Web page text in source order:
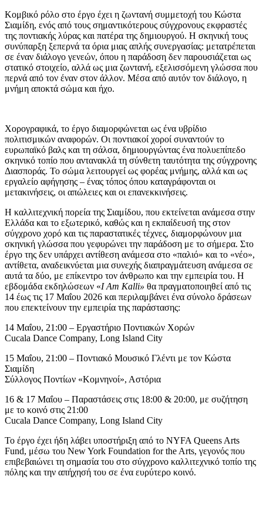
Κομβικό ρόλο στο έργο έχει η ζωντανή συμμετοχή του Κώστα
Σιαμίδη, ενός από τους σημαντικότερους σύγχρονους εκφραστές
της ποντιακής λύρας και πατέρα της δημιουργού. Η σκηνική τους
συνύπαρξη ξεπερνά τα όρια μιας απλής συνεργασίας: μετατρέπεται
σε έναν διάλογο γενεών, όπου η παράδοση δεν παρουσιάζεται ως
στατικό στοιχείο, αλλά ως μια ζωντανή, εξελισσόμενη γλώσσα που
περνά από τον έναν στον άλλον. Μέσα από αυτόν τον διάλογο, η
μνήμη αποκτά σώμα και ήχο.
Χορογραφικά, το έργο διαμορφώνεται ως ένα υβρίδιο
πολιτισμικών αναφορών. Οι ποντιακοί χοροί συναντούν το
ευρωπαϊκό βαλς και τη σάλσα, δημιουργώντας ένα πολυεπίπεδο
σκηνικό τοπίο που αντανακλά τη σύνθετη ταυτότητα της σύγχρονης
Διασποράς. Το σώμα λειτουργεί ως φορέας μνήμης, αλλά και ως
εργαλείο αφήγησης – ένας τόπος όπου καταγράφονται οι
μετακινήσεις, οι απώλειες και οι επανεκκινήσεις.
Η καλλιτεχνική πορεία της Σιαμίδου, που εκτείνεται ανάμεσα στην
Ελλάδα και το εξωτερικό, καθώς και η εκπαίδευσή της στον
σύγχρονο χορό και τις παραστατικές τέχνες, διαμορφώνουν μια
σκηνική γλώσσα που γεφυρώνει την παράδοση με το σήμερα. Στο
έργο της δεν υπάρχει αντίθεση ανάμεσα στο «παλιό» και το «νέο»,
αντίθετα, αναδεικνύεται μια συνεχής διαπραγμάτευση ανάμεσα σε
αυτά τα δύο, με επίκεντρο τον άνθρωπο και την εμπειρία του. Η
εβδομάδα εκδηλώσεων «I Am Kalli» θα πραγματοποιηθεί από τις
14 έως τις 17 Μαΐου 2026 και περιλαμβάνει ένα σύνολο δράσεων
που επεκτείνουν την εμπειρία της παράστασης:
14 Μαΐου, 21:00 – Εργαστήριο Ποντιακών Χορών
Cucala Dance Company, Long Island City
15 Μαΐου, 21:00 – Ποντιακό Μουσικό Γλέντι με τον Κώστα
Σιαμίδη
Σύλλογος Ποντίων «Κομνηνοί», Αστόρια
16 & 17 Μαΐου – Παραστάσεις στις 18:00 & 20:00, με συζήτηση
με το κοινό στις 21:00
Cucala Dance Company, Long Island City
Το έργο έχει ήδη λάβει υποστήριξη από το NYFA Queens Arts
Fund, μέσω του New York Foundation for the Arts, γεγονός που
επιβεβαιώνει τη σημασία του στο σύγχρονο καλλιτεχνικό τοπίο της
πόλης και την απήχησή του σε ένα ευρύτερο κοινό.